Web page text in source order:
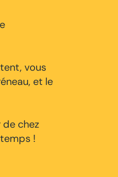
vous
et le
chez
!